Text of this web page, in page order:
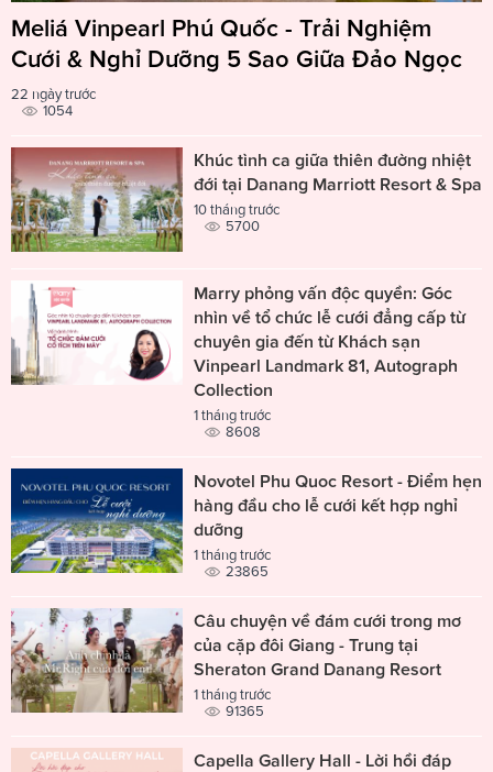
Meliá Vinpearl Phú Quốc - Trải Nghiệm
Cưới & Nghỉ Dưỡng 5 Sao Giữa Đảo Ngọc
22 ngày trước
1054
Khúc tình ca giữa thiên đường nhiệt
đới tại Danang Marriott Resort & Spa
10 tháng trước
5700
Marry phỏng vấn độc quyền: Góc
nhìn về tổ chức lễ cưới đẳng cấp từ
chuyên gia đến từ Khách sạn
Vinpearl Landmark 81, Autograph
Collection
1 tháng trước
8608
Novotel Phu Quoc Resort - Điểm hẹn
hàng đầu cho lễ cưới kết hợp nghỉ
dưỡng
1 tháng trước
23865
Câu chuyện về đám cưới trong mơ
của cặp đôi Giang - Trung tại
Sheraton Grand Danang Resort
1 tháng trước
91365
Capella Gallery Hall - Lời hồi đáp